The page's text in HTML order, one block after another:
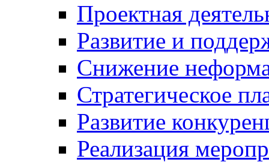
Проектная
Развитие и
Снижение
Стратегическое
Развитие
Реализация